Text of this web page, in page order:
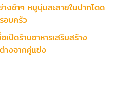
งช้าๆ หมูนุ่มละลายในปากโดด
อบครัว
ปิดร้านอาหารเสริมสร้าง
งจากคู่แข่ง